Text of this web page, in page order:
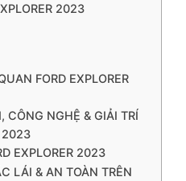
2023
FORD EXPLORER
CÔNG NGHỆ & GIẢI TRÍ
2023
EXPLORER 2023
LÁI & AN TOÀN TRÊN